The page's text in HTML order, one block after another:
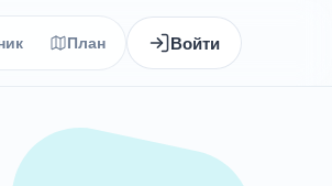
План Войти